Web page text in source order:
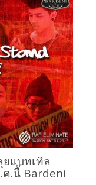
ยแบทเทิล
.นี้ Bardeni